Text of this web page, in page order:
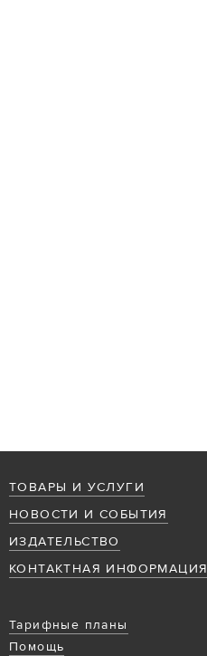
ТОВАРЫ И УСЛУГИ
НОВОСТИ И СОБЫТИЯ
ИЗДАТЕЛЬСТВО
КОНТАКТНАЯ ИНФОРМАЦИЯ
Тарифные планы
Помощь